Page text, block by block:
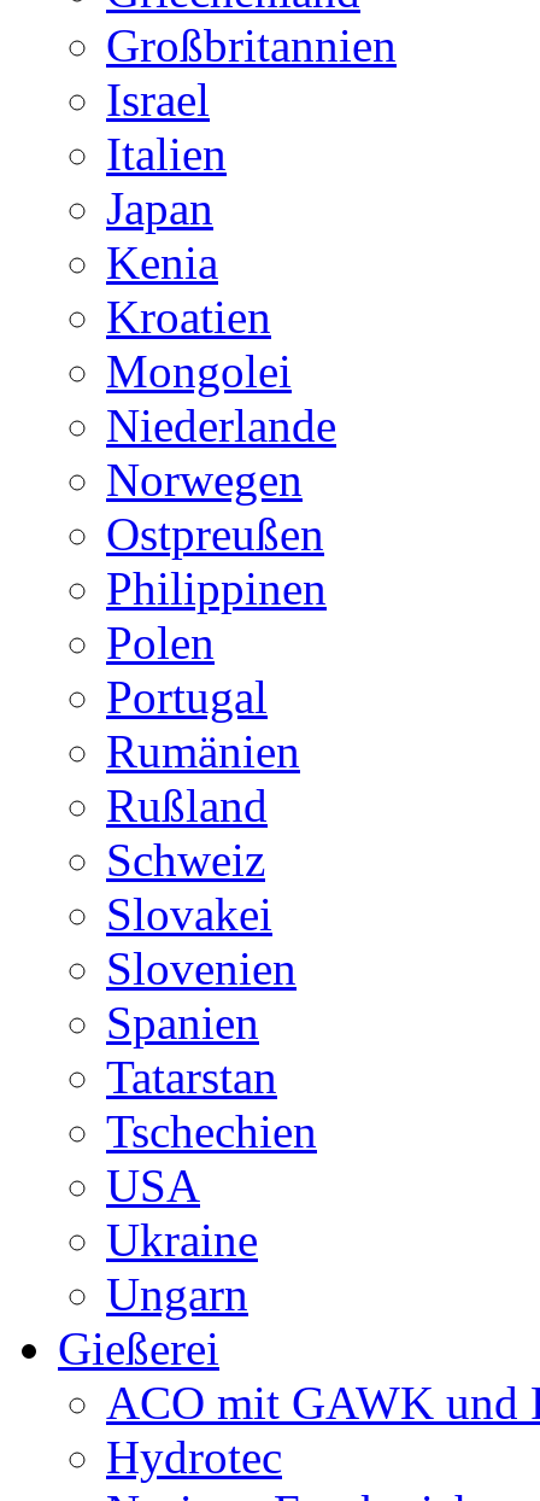
Großbritannien
Israel
Italien
Japan
Kenia
Kroatien
Mongolei
Niederlande
Norwegen
Ostpreußen
Philippinen
Polen
Portugal
Rumänien
Rußland
Schweiz
Slovakei
Slovenien
Spanien
Tatarstan
Tschechien
USA
Ukraine
Ungarn
Gießerei
ACO mit GAWK und
Hydrotec